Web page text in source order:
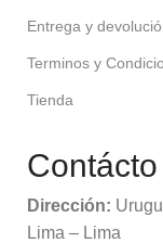
Entrega y
Terminos y
Tienda
Contácto
Dirección:
Lima – Lima